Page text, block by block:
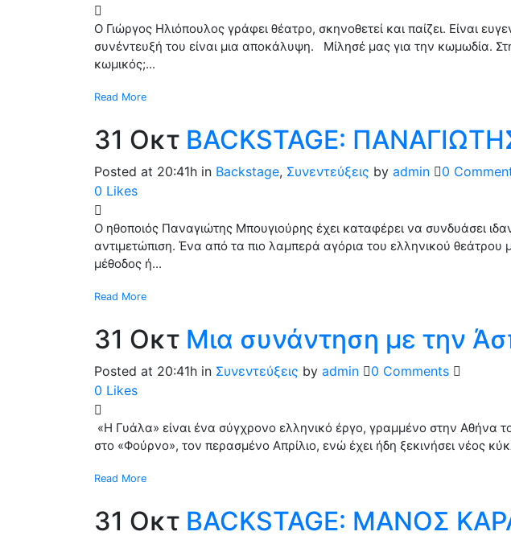
Ο Γιώργος Ηλιόπουλος γράφει θέατρο, σκηνοθετεί και παίζει. Είναι
συνέντευξή του είναι μια αποκάλυψη. Μίλησέ μας για την κωμωδία.
κωμικός;...
Read More
31 Οκτ BACKSTAGE:
Posted at 20:41h in Backstage, Συνεντεύξεις by admin
0
0 Likes
O ηθοποιός Παναγιώτης Μπουγιούρης έχει καταφέρει να συνδυάσει
αντιμετώπιση. Ένα από τα πιο λαμπερά αγόρια του ελληνικού θεάτρου
μέθοδος ή...
Read More
31 Οκτ Μια συνάντηση με την
Posted at 20:41h in Συνεντεύξεις by admin
0 Comments
0 Likes
«Η Γυάλα» είναι ένα σύγχρονο ελληνικό έργο, γραμμένο στην
στο «Φούρνο», τον περασμένο Απρίλιο, ενώ έχει ήδη ξεκινήσει νέος
Read More
31 Οκτ BACKSTAGE: ΜΑΝΟΣ